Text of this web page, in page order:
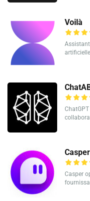
Voilà
Casper